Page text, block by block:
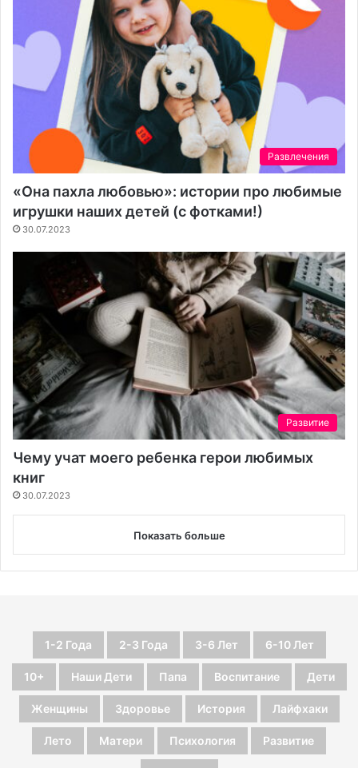
Развлечения
«Она пахла любовью»: истории про любимые
игрушки наших детей (с фотками!)
30.07.2023
Развитие
Чему учат моего ребенка герои любимых
книг
30.07.2023
Показать больше
1-2 Года 2-3 Года 3-6 Лет 6-10 Лет
10+ Наши Дети Папа Воспитание Дети
Женщины Здоровье История Лайфхаки
Лето Матери Психология Развитие